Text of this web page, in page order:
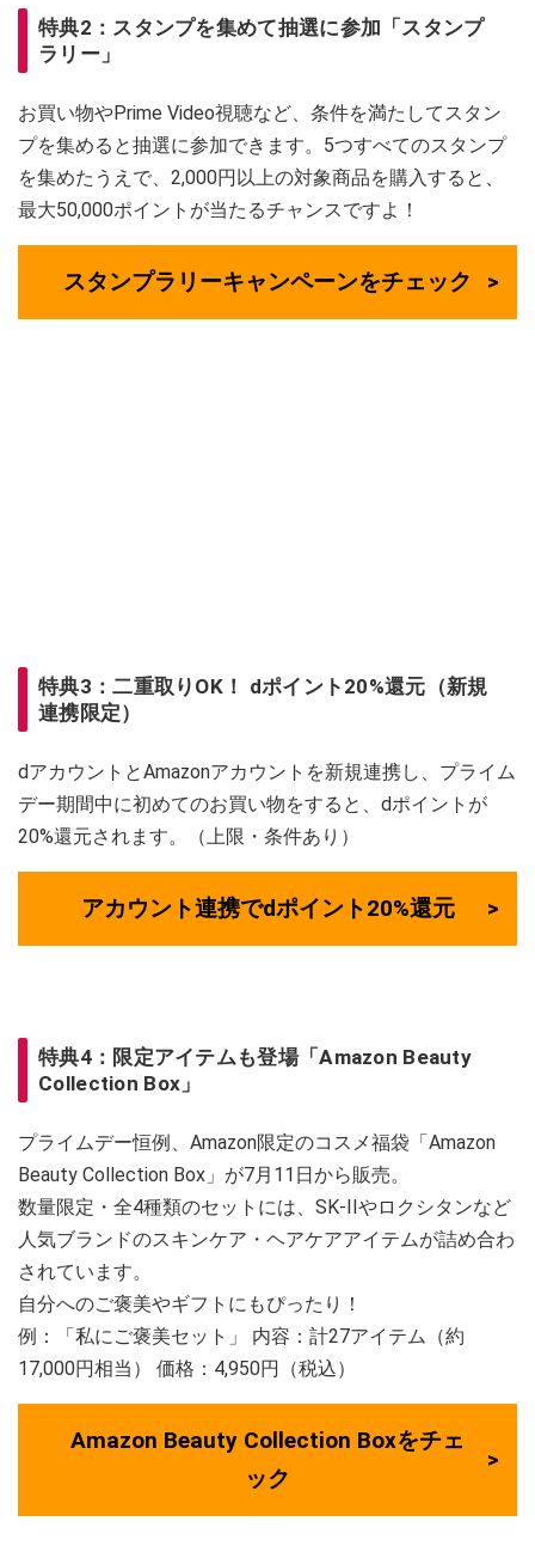
特典2：スタンプを集めて抽選に参加「スタンプ
ラリー」
お買い物やPrime Video視聴など、条件を満たしてスタン
プを集めると抽選に参加できます。5つすべてのスタンプ
を集めたうえで、2,000円以上の対象商品を購入すると、
最大50,000ポイントが当たるチャンスですよ！
スタンプラリーキャンペーンをチェック
特典3：二重取りOK！ dポイント20%還元（新規
連携限定）
dアカウントとAmazonアカウントを新規連携し、プライム
デー期間中に初めてのお買い物をすると、dポイントが
20%還元されます。（上限・条件あり）
アカウント連携でdポイント20%還元
特典4：限定アイテムも登場「Amazon Beauty
Collection Box」
プライムデー恒例、Amazon限定のコスメ福袋「Amazon
Beauty Collection Box」が7月11日から販売。
数量限定・全4種類のセットには、SK-IIやロクシタンなど
人気ブランドのスキンケア・ヘアケアアイテムが詰め合わ
されています。
自分へのご褒美やギフトにもぴったり！
例：「私にご褒美セット」 内容：計27アイテム（約
17,000円相当） 価格：4,950円（税込）
Amazon Beauty Collection Boxをチェ
ック